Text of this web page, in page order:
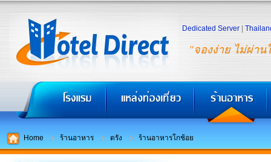
"จองง่าย ไม่ผ่าน
Dedicated Server
Home ร้านอาหาร ตรัง ร้านอาหารโกช้อย